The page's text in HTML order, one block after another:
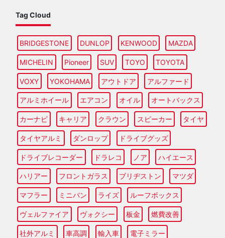
Tag Cloud
BRIDGESTONE DUNLOP KENWOOD MAZDA
MICHELIN Pioneer SUV TOYO TOYOTA
VOXY YOKOHAMA アウトドア アルファード
アルミホイール エアコン オイル オートバックス
カーナビ キャリア クラウン スピーカー タイヤ
タイヤアルミ ダンロップ ドライブグッズ
ドライブレコーダー ドラレコ ノア ハイエース
ハリアー フロントガラス ブリヂストン マツダ
マフラー ミニバン ライズ ルーフボックス
ヴェルファイア ヴォクシー 板金 燃費改善
社外アルミ 車高調 輸入車 電子ミラー